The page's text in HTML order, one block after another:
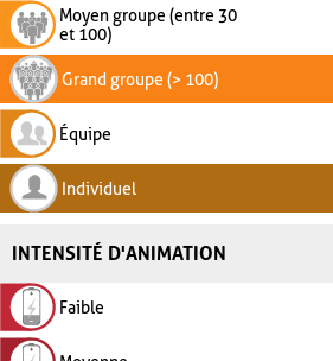
Moyen groupe (entre 30
et 100)
Grand groupe (> 100)
Équipe
Individuel
INTENSITÉ D'ANIMATION
Faible